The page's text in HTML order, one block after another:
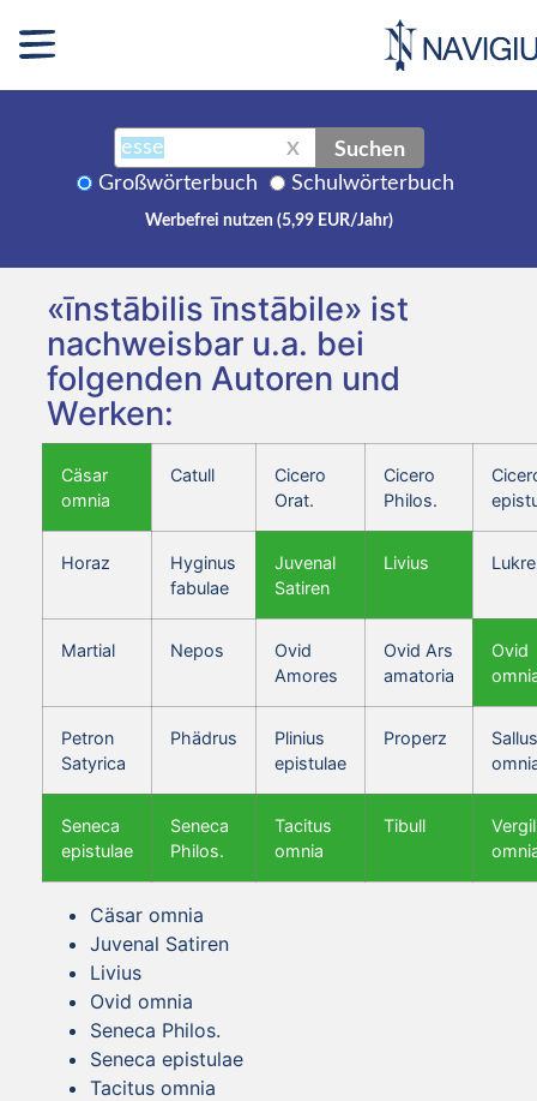
X Suchen
Großwörterbuch Schulwörterbuch
Werbefrei nutzen (5,99 EUR/Jahr)
«īnstābilis īnstābile» ist
nachweisbar u.a. bei
folgenden Autoren und
Werken:
Cäsar
omnia
Catull
Cicero
Orat.
Cicero
Philos.
Horaz
Hyginus
fabulae
Juvenal
Satiren
Livius
Martial Nepos
Ovid
Amores
Ovid Ars
amatoria
Ovid
Petron
Satyrica
Phädrus
Plinius
epistulae
Properz
Seneca
epistulae
Seneca
Philos.
Tacitus
omnia
Tibull
Vergil
Cäsar omnia
Juvenal Satiren
Livius
Ovid omnia
Seneca Philos.
Seneca epistulae
Tacitus omnia